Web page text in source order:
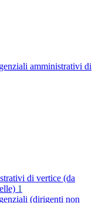
amministrativi di
di vertice (da
1
(dirigenti non